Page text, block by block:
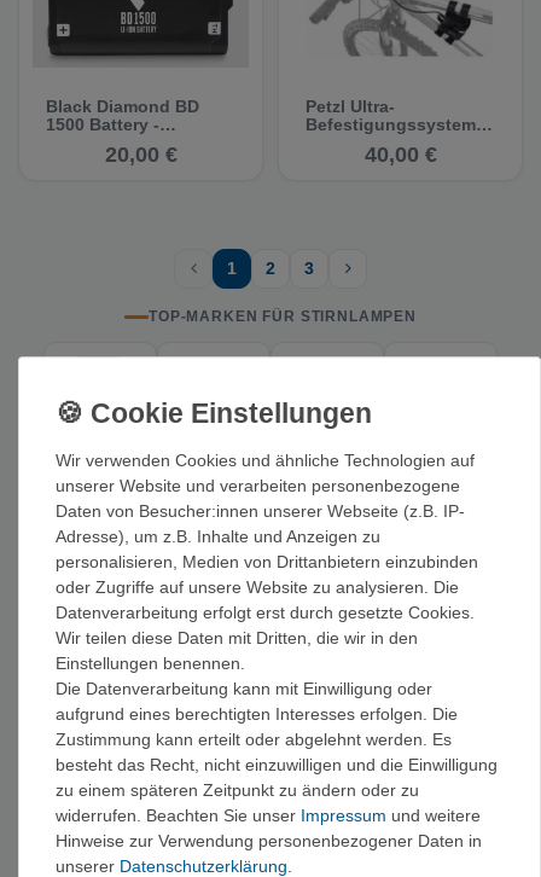
Black Diamond BD
1500 Battery -
20,00 €
Petzl Ultra-
Befestigungssystem
40,00 €
1 2 3
TOP-MARKEN FÜR STIRNLAMPEN
PASSENDE KATEGORIEN
Eispickel + Eisgeräte Steigeisen + Grödel
Eisschrauben + Firnanker Biwaksäcke + Erste Hilfe
Stöcke Eiskletterzubehör
KAUFBERATUNG STIRNLAMPEN
Stirnlampen sind leicht, flexibel einsetzbar und sollten bei keiner
Outdooraktivität im Rucksack fehlen. Beim Bergsteigen
gewährleistet eine Stirnlampe im Gepäck den sicheren Abstieg,
falls man in die Dunkelheit gerät, und bei einer längeren Tour
Wir verwenden Cookies und ähnliche Technologien auf
unserer Website und verarbeiten personenbezogene
Daten von Besucher:innen unserer Webseite (z.B. IP-
Adresse), um z.B. Inhalte und Anzeigen zu
personalisieren, Medien von Drittanbietern einzubinden
oder Zugriffe auf unsere Website zu analysieren. Die
Datenverarbeitung erfolgt erst durch gesetzte Cookies.
Wir teilen diese Daten mit Dritten, die wir in den
Einstellungen benennen.
Die Datenverarbeitung kann mit Einwilligung oder
aufgrund eines berechtigten Interesses erfolgen. Die
Zustimmung kann erteilt oder abgelehnt werden. Es
besteht das Recht, nicht einzuwilligen und die Einwilligung
zu einem späteren Zeitpunkt zu ändern oder zu
widerrufen. Beachten Sie unser Impressum und weitere
Hinweise zur Verwendung personenbezogener Daten in
unserer Daten­schutz­erklärung